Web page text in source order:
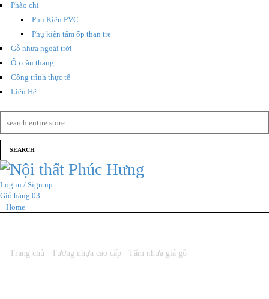
Phào chỉ
Phụ Kiện PVC
Phụ kiện tấm ốp than tre
Gỗ nhựa ngoài trời
Ốp cầu thang
Công trình thực tế
Liên Hệ
Log in / Sign up
Giỏ hàng 03
Home
Trang chủ Tường nhựa cao cấp Tấm nhựa giả gỗ